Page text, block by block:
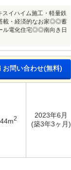
イハイム施工・軽量鉄
載・経済的なお家◎◎蓄
ル電化住宅◎◎南向き日
お問い合わせ(無料)
2
2023年6月
(築3年3ヶ月)